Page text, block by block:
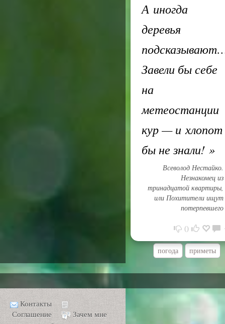
А иногда
деревья
Завели бы себе
на
метеостанции
кур — и хлопот
бы не знали! »
Всеволод Нестайко.
Незнакомец из
тринадцатой квартиры,
или Похитители ищут
потерпевшего
0
погода приметы
Контакты
Соглашение
Зачем мне